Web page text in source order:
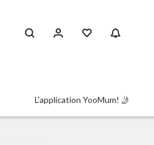
L'application YooMum! 🤳